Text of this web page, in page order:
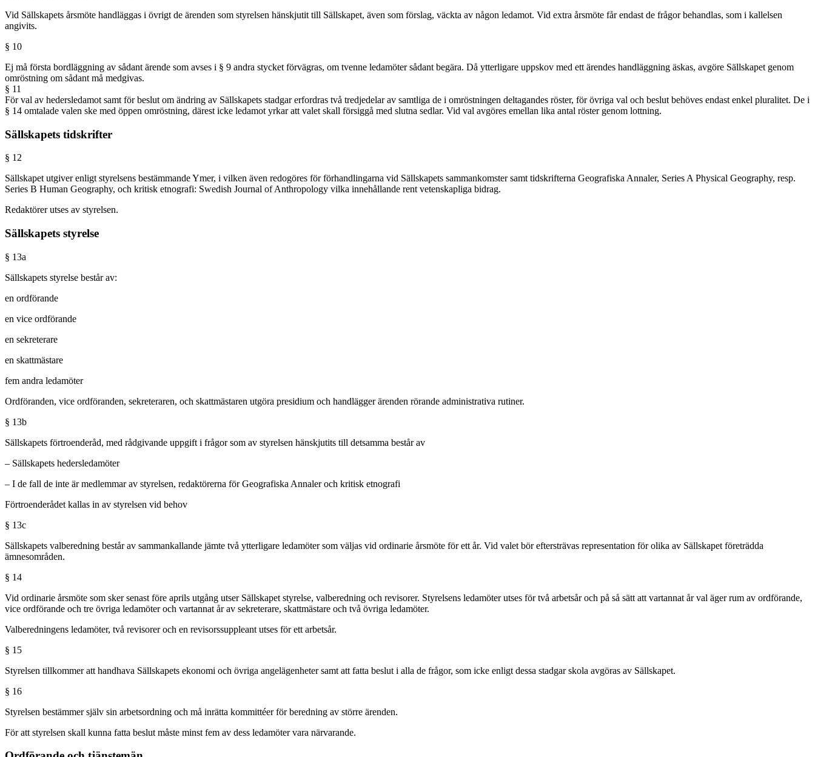
Vid Sällskapets årsmöte handläggas i övrigt de ärenden som styrelsen hänskjutit till Sällskapet, även som förslag, väckta av någon ledamot. Vid extra årsmöte får endast de frågor behandlas, som i kallelsen
angivits.
§ 10
Ej må första bordläggning av sådant ärende som avses i § 9 andra stycket förvägras, om tvenne ledamöter sådant begära. Då ytterligare uppskov med ett ärendes handläggning äskas, avgöre Sällskapet genom
omröstning om sådant må medgivas.
§ 11
För val av hedersledamot samt för beslut om ändring av Sällskapets stadgar erfordras två tredjedelar av samtliga de i omröstningen deltagandes röster, för övriga val och beslut behöves endast enkel pluralitet. De i
§ 14 omtalade valen ske med öppen omröstning, därest icke ledamot yrkar att valet skall försiggå med slutna sedlar. Vid val avgöres emellan lika antal röster genom lottning.
Sällskapets tidskrifter
§ 12
Sällskapet utgiver enligt styrelsens bestämmande Ymer, i vilken även redogöres för förhandlingarna vid Sällskapets sammankomster samt tidskrifterna Geografiska Annaler, Series A Physical Geography, resp.
Series B Human Geography, och kritisk etnografi: Swedish Journal of Anthropology vilka innehållande rent vetenskapliga bidrag.
Redaktörer utses av styrelsen.
Sällskapets styrelse
§ 13a
Sällskapets styrelse består av:
en ordförande
en vice ordförande
en sekreterare
en skattmästare
fem andra ledamöter
Ordföranden, vice ordföranden, sekreteraren, och skattmästaren utgöra presidium och handlägger ärenden rörande administrativa rutiner.
§ 13b
Sällskapets förtroenderåd, med rådgivande uppgift i frågor som av styrelsen hänskjutits till detsamma består av
– Sällskapets hedersledamöter
– I de fall de inte är medlemmar av styrelsen, redaktörerna för Geografiska Annaler och kritisk etnografi
Förtroenderådet kallas in av styrelsen vid behov
§ 13c
Sällskapets valberedning består av sammankallande jämte två ytterligare ledamöter som väljas vid ordinarie årsmöte för ett år. Vid valet bör eftersträvas representation för olika av Sällskapet företrädda
ämnesområden.
§ 14
Vid ordinarie årsmöte som sker senast före aprils utgång utser Sällskapet styrelse, valberedning och revisorer. Styrelsens ledamöter utses för två arbetsår och på så sätt att vartannat år val äger rum av ordförande,
vice ordförande och tre övriga ledamöter och vartannat år av sekreterare, skattmästare och två övriga ledamöter.
Valberedningens ledamöter, två revisorer och en revisorssuppleant utses för ett arbetsår.
§ 15
Styrelsen tillkommer att handhava Sällskapets ekonomi och övriga angelägenheter samt att fatta beslut i alla de frågor, som icke enligt dessa stadgar skola avgöras av Sällskapet.
§ 16
Styrelsen bestämmer själv sin arbetsordning och må inrätta kommittéer för beredning av större ärenden.
För att styrelsen skall kunna fatta beslut måste minst fem av dess ledamöter vara närvarande.